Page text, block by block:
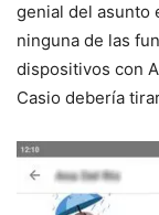
genial del asunto
ninguna de las
dispositivos con
Casio debería